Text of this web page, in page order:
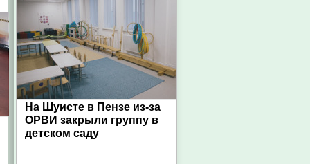
На Шуисте в Пензе из-за
ОРВИ закрыли группу в
детском саду